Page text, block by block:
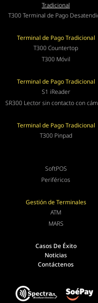
Tradicional
T300 Terminal de Pago
Terminal de Pago Tradicional
T300 Countertop
T300 Móvil
Terminal de Pago Tradicional
S1 iReader
SR300 Lector sin contacto con
Terminal de Pago Tradicional
T300 Pinpad
SoftPOS
Periféricos
Gestión de Terminales
ATM
MARS
Casos De Éxito
Noticias
Contáctenos